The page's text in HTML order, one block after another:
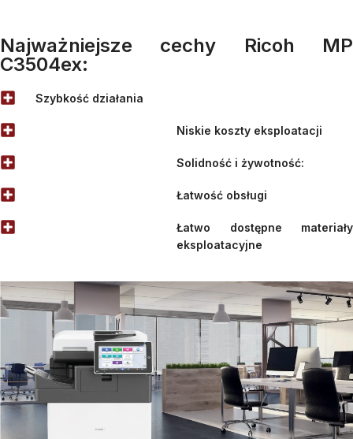
Najważniejsze cechy Ricoh MP
C3504ex:
Szybkość działania
Niskie koszty eksploatacji
Solidność i żywotność:
Łatwość obsługi
Łatwo dostępne materiały
eksploatacyjne